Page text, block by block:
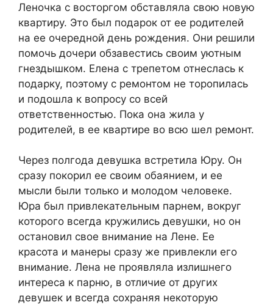
Леночка с восторгом обставляла свою новую
квартиру. Это был подарок от ее родителей
на ее очередной день рождения. Они решили
помочь дочери обзавестись своим уютным
гнездышком. Елена с трепетом отнеслась к
подарку, поэтому с ремонтом не торопилась
и подошла к вопросу со всей
ответственностью. Пока она жила у
родителей, в ее квартире во всю шел ремонт.
Через полгода девушка встретила Юру. Он
сразу покорил ее своим обаянием, и ее
мысли были только и молодом человеке.
Юра был привлекательным парнем, вокруг
которого всегда кружились девушки, но он
остановил свое внимание на Лене. Ее
красота и манеры сразу же привлекли его
внимание. Лена не проявляла излишнего
интереса к парню, в отличие от других
девушек и всегда сохраняя некоторую